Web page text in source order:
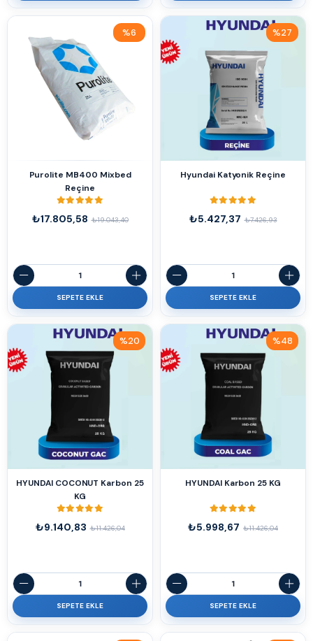
Purolite MB400 Mixbed
Reçine
₺17.805,58 ₺19.043,40
%6
SEPETE EKLE
Hyundai Katyonik Reçine
₺5.427,37 ₺7.426,93
%27
%27İndirim
SEPETE EKLE
HYUNDAI COCONUT Karbon 25
KG
₺9.140,83 ₺11.426,04
%20
SEPETE EKLE
HYUNDAI Karbon 25 KG
₺5.998,67 ₺11.426,04
%48
SEPETE EKLE